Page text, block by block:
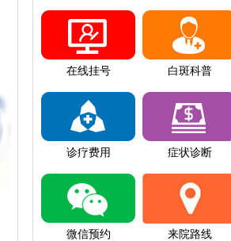
在线挂号 白斑科普
诊疗费用 症状诊断
微信预约 来院路线